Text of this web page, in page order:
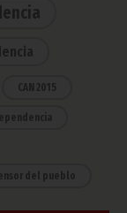
CAN 2015
del pueblo